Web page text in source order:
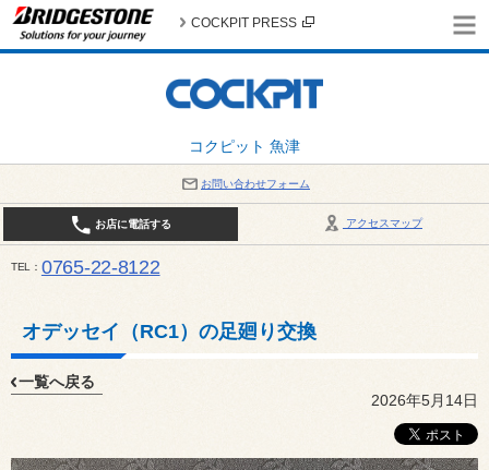
コクピット 魚津
COCKPIT PRESS
お問い合わせフォーム
アクセスマップ
お店に電話する
TEL 0765-22-8122
オデッセイ（RC1）の足廻り交換
一覧へ戻る
2026年5月14日